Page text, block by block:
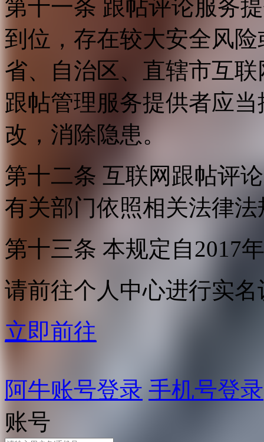
第十一条 跟帖评论服务
到位，存在较大安全风
省、自治区、直辖市互
跟帖管理服务提供者应
改，消除隐患。
第十二条 互联网跟帖评
有关部门依照相关法律
第十三条 本规定自2017
请前往个人中心进行实名
立即前往
阿牛账号登录 手机号登录
账号